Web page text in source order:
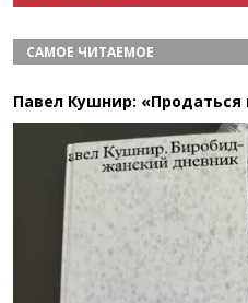
САМОЕ ЧИТАЕМОЕ
Павел Кушнир: «Продаться